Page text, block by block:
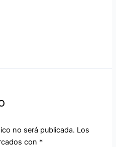
no será publicada. Los
con *